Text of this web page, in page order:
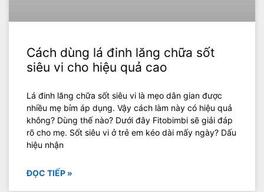
Cách dùng lá đinh lăng chữa sốt
siêu vi cho hiệu quả cao
Lá đinh lăng chữa sốt siêu vi là mẹo dân gian được
nhiều mẹ bỉm áp dụng. Vậy cách làm này có hiệu quả
không? Dùng thế nào? Dưới đây Fitobimbi sẽ giải đáp
rõ cho mẹ. Sốt siêu vi ở trẻ em kéo dài mấy ngày? Dấu
hiệu nhận
ĐỌC TIẾP »